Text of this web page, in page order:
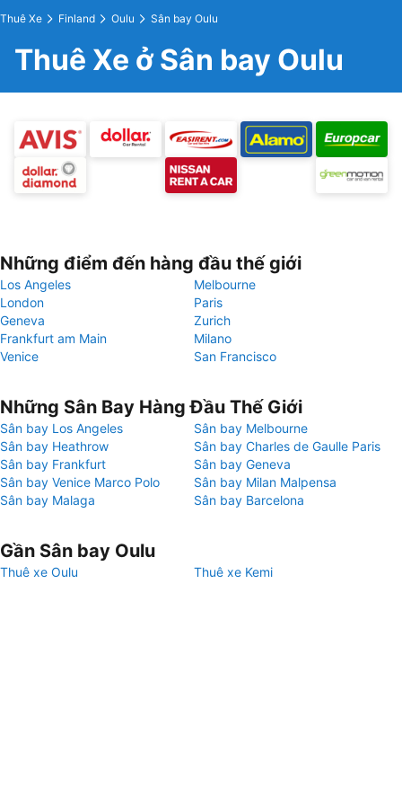
Thuê Xe Finland Oulu Sân bay Oulu
Thuê Xe ở Sân bay Oulu
Những điểm đến hàng đầu thế giới
Los Angeles
Melbourne
London
Paris
Geneva
Zurich
Frankfurt am Main
Milano
Venice
San Francisco
Những Sân Bay Hàng Đầu Thế Giới
Sân bay Los Angeles
Sân bay Melbourne
Sân bay Heathrow
Sân bay Charles de Gaulle Paris
Sân bay Frankfurt
Sân bay Geneva
Sân bay Venice Marco Polo
Sân bay Milan Malpensa
Sân bay Malaga
Sân bay Barcelona
Gần Sân bay Oulu
Thuê xe Oulu Thuê xe Kemi